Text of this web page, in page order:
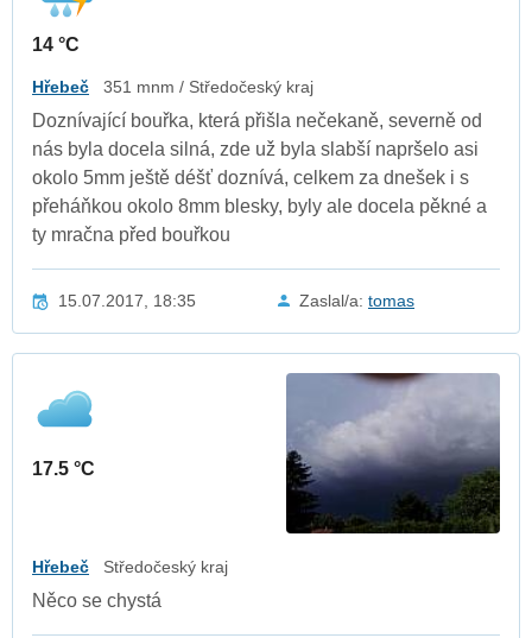
14 °C
Hřebeč 351 mnm / Středočeský kraj
Doznívající bouřka, která přišla nečekaně, severně od
nás byla docela silná, zde už byla slabší napršelo asi
okolo 5mm ještě déšť doznívá, celkem za dnešek i s
přeháňkou okolo 8mm blesky, byly ale docela pěkné a
ty mračna před bouřkou
15.07.2017, 18:35 Zaslal/a: tomas
17.5 °C
Hřebeč Středočeský kraj
Něco se chystá